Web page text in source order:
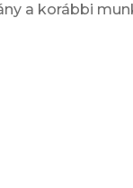
a korábbi